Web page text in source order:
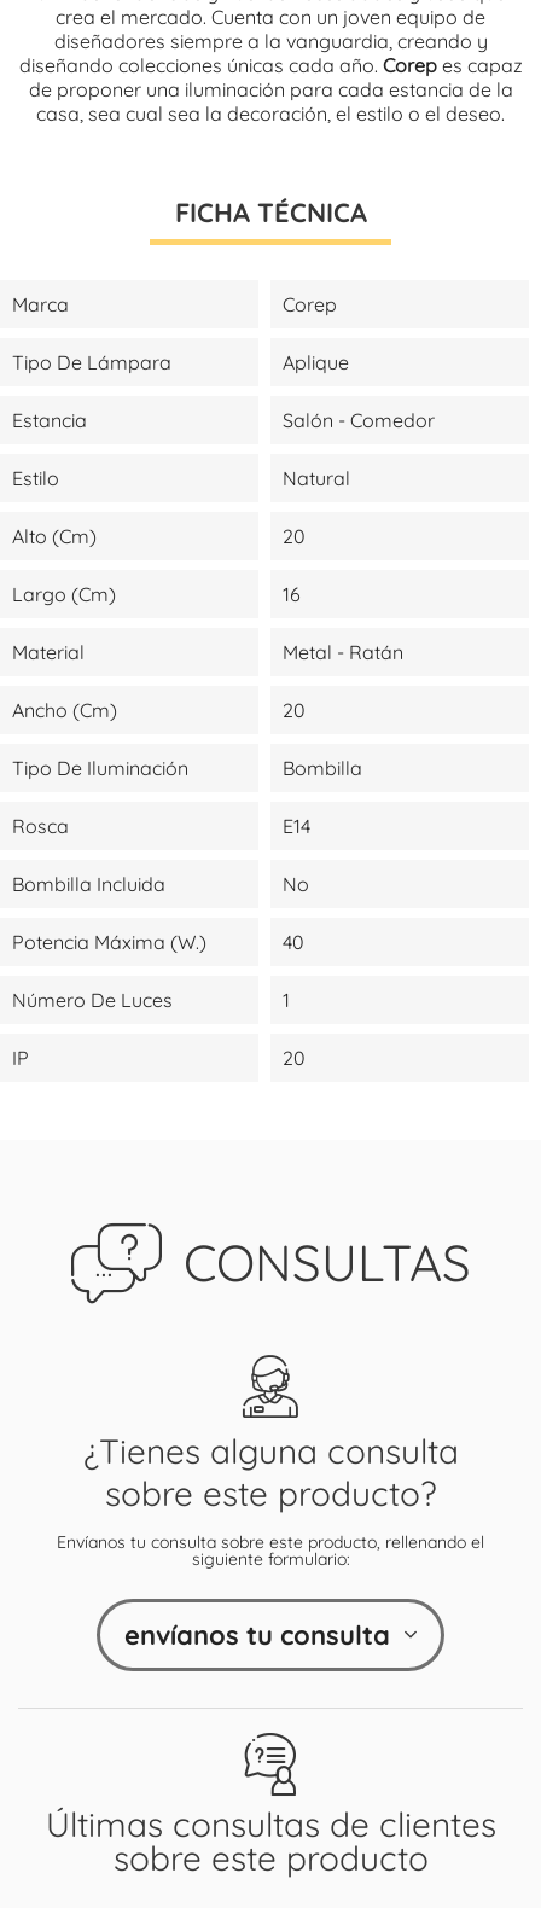
crea el mercado. Cuenta con un joven equipo de
diseñadores siempre a la vanguardia, creando y
diseñando colecciones únicas cada año. Corepes capaz
de proponer una iluminación para cada estancia de la
casa, sea cual sea la decoración, el estilo o el deseo.
FICHA TÉCNICA
Marca Corep
Tipo De Lámpara Aplique
Estancia Salón - Comedor
Estilo Natural
Alto (cm) 20
Largo (cm) 16
Material Metal - Ratán
Ancho (cm) 20
Tipo De Iluminación Bombilla
Rosca E14
Bombilla Incluida No
Potencia Máxima (W.) 40
Número De Luces 1
IP 20
CONSULTAS
Últimas consultas de clientes
sobre este producto
¿Tienes alguna consulta
sobre este producto?
Envíanos tu consulta sobre este producto, rellenando el
siguiente formulario:
envíanos tu consulta